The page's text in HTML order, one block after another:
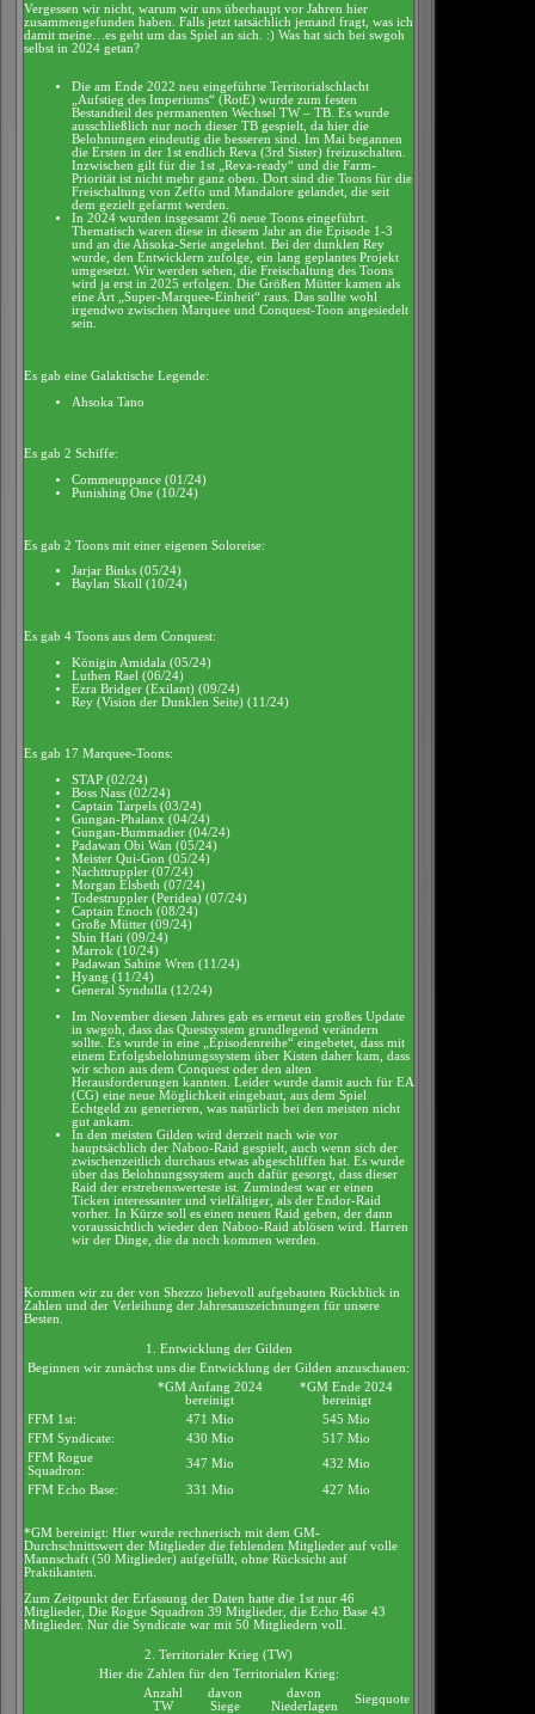
Vergessen wir nicht, warum wir uns überhaupt vor Jahren hier
zusammengefunden haben. Falls jetzt tatsächlich jemand fragt, was ich
damit meine…es geht um das Spiel an sich. :) Was hat sich bei swgoh
selbst in 2024 getan?
Die am Ende 2022 neu eingeführte Territorialschlacht
„Aufstieg des Imperiums“ (RotE) wurde zum festen
Bestandteil des permanenten Wechsel TW – TB. Es wurde
ausschließlich nur noch dieser TB gespielt, da hier die
Belohnungen eindeutig die besseren sind. Im Mai begannen
die Ersten in der 1st endlich Reva (3rd Sister) freizuschalten.
Inzwischen gilt für die 1st „Reva-ready“ und die Farm-
Priorität ist nicht mehr ganz oben. Dort sind die Toons für die
Freischaltung von Zeffo und Mandalore gelandet, die seit
dem gezielt gefarmt werden.
In 2024 wurden insgesamt 26 neue Toons eingeführt.
Thematisch waren diese in diesem Jahr an die Episode 1-3
und an die Ahsoka-Serie angelehnt. Bei der dunklen Rey
wurde, den Entwicklern zufolge, ein lang geplantes Projekt
umgesetzt. Wir werden sehen, die Freischaltung des Toons
wird ja erst in 2025 erfolgen. Die Größen Mütter kamen als
eine Art „Super-Marquee-Einheit“ raus. Das sollte wohl
irgendwo zwischen Marquee und Conquest-Toon angesiedelt
sein.
Es gab eine Galaktische Legende:
Ahsoka Tano
Es gab 2 Schiffe:
Commeuppance (01/24)
Punishing One (10/24)
Es gab 2 Toons mit einer eigenen Soloreise:
Jarjar Binks (05/24)
Baylan Skoll (10/24)
Es gab 4 Toons aus dem Conquest:
Königin Amidala (05/24)
Luthen Rael (06/24)
Ezra Bridger (Exilant) (09/24)
Rey (Vision der Dunklen Seite) (11/24)
Es gab 17 Marquee-Toons:
STAP (02/24)
Boss Nass (02/24)
Captain Tarpels (03/24)
Gungan-Phalanx (04/24)
Gungan-Bummadier (04/24)
Padawan Obi Wan (05/24)
Meister Qui-Gon (05/24)
Nachttruppler (07/24)
Morgan Elsbeth (07/24)
Todestruppler (Peridea) (07/24)
Captain Enoch (08/24)
Große Mütter (09/24)
Shin Hati (09/24)
Marrok (10/24)
Padawan Sabine Wren (11/24)
Hyang (11/24)
General Syndulla (12/24)
Im November diesen Jahres gab es erneut ein großes Update
in swgoh, dass das Questsystem grundlegend verändern
sollte. Es wurde in eine „Episodenreihe“ eingebetet, dass mit
einem Erfolgsbelohnungssystem über Kisten daher kam, dass
wir schon aus dem Conquest oder den alten
Herausforderungen kannten. Leider wurde damit auch für EA
(CG) eine neue Möglichkeit eingebaut, aus dem Spiel
Echtgeld zu generieren, was natürlich bei den meisten nicht
gut ankam.
In den meisten Gilden wird derzeit nach wie vor
hauptsächlich der Naboo-Raid gespielt, auch wenn sich der
zwischenzeitlich durchaus etwas abgeschliffen hat. Es wurde
über das Belohnungssystem auch dafür gesorgt, dass dieser
Raid der erstrebenswerteste ist. Zumindest war er einen
Ticken interessanter und vielfältiger, als der Endor-Raid
vorher. In Kürze soll es einen neuen Raid geben, der dann
voraussichtlich wieder den Naboo-Raid ablösen wird. Harren
wir der Dinge, die da noch kommen werden.
Kommen wir zu der von Shezzo liebevoll aufgebauten Rückblick in
Zahlen und der Verleihung der Jahresauszeichnungen für unsere
Besten.
1. Entwicklung der Gilden
Beginnen wir zunächst uns die Entwicklung der Gilden anzuschauen:
*GM Anfang 2024
bereinigt
*GM Ende 2024
bereinigt
FFM 1st:
471 Mio
545 Mio
FFM Syndicate:
430 Mio
517 Mio
FFM Rogue
Squadron:
347 Mio
432 Mio
FFM Echo Base:
331 Mio 427 Mio
*GM bereinigt: Hier wurde rechnerisch mit dem GM-
Durchschnittswert der Mitglieder die fehlenden Mitglieder auf volle
Mannschaft (50 Mitglieder) aufgefüllt, ohne Rücksicht auf
Praktikanten.
Zum Zeitpunkt der Erfassung der Daten hatte die 1st nur 46
Mitglieder, Die Rogue Squadron 39 Mitglieder, die Echo Base 43
Mitglieder. Nur die Syndicate war mit 50 Mitgliedern voll.
2. Territorialer Krieg (TW)
Hier die Zahlen für den Territorialen Krieg:
Anzahl
TW
davon
Siege
davon
Niederlagen
Siegquote